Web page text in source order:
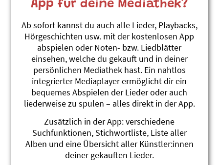
Kater Mats
Hörspiel-Hit zum Thema
Gefühle
Adonia
Muus Mimi
Hörspiel-Hit zum Thema
Umwelt, Abfall und
Schulweg
Adonia
App für deine Mediathek?
Ab sofort kannst du auch alle Lieder, Playbacks,
Hörgeschichten usw. mit der kostenlosen App
abspielen oder Noten- bzw. Liedblätter
einsehen, welche du gekauft und in deiner
persönlichen Mediathek hast. Ein nahtlos
integrierter Mediaplayer ermöglicht dir ein
bequemes Abspielen der Lieder oder auch
liederweise zu spulen – alles direkt in der App.
Zusätzlich in der App: verschiedene
Suchfunktionen, Stichwortliste, Liste aller
Alben und eine Übersicht aller Künstler:innen
deiner gekauften Lieder.